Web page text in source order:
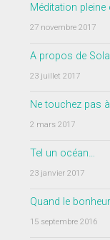
Méditation
27 novembre 2017
A propos de
23 juillet 2017
Ne touchez pas
2 mars 2017
Tel un océan…
23 janvier 2017
Quand le
15 septembre 2016